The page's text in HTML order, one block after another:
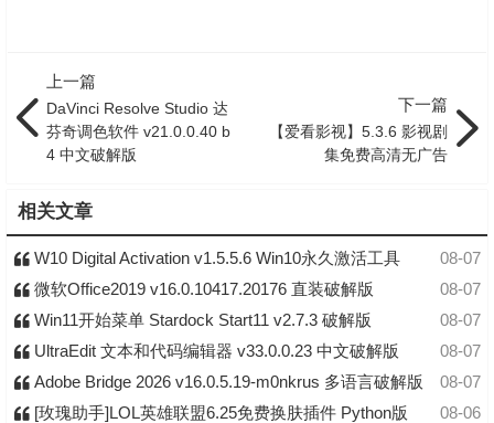
上一篇
DaVinci Resolve Studio 达
芬奇调色软件 v21.0.0.40 b
4 中文破解版
下一篇
【爱看影视】5.3.6 影视剧
集免费高清无广告
相关文章
08-07
W10 Digital Activation v1.5.5.6 Win10永久激活工具
08-07
微软Office2019 v16.0.10417.20176 直装破解版
08-07
Win11开始菜单 Stardock Start11 v2.7.3 破解版
08-07
UltraEdit 文本和代码编辑器 v33.0.0.23 中文破解版
08-07
Adobe Bridge 2026 v16.0.5.19-m0nkrus 多语言破解版
08-06
[玫瑰助手]LOL英雄联盟6.25免费换肤插件 Python版